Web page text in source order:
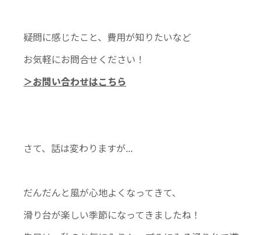
疑問に感じたこと、費用が知りたいなど
お気軽にお問合せください！
＞お問い合わせはこちら
さて、話は変わりますが...
だんだんと風が心地よくなってきて、
滑り台が楽しい季節になってきましたね！